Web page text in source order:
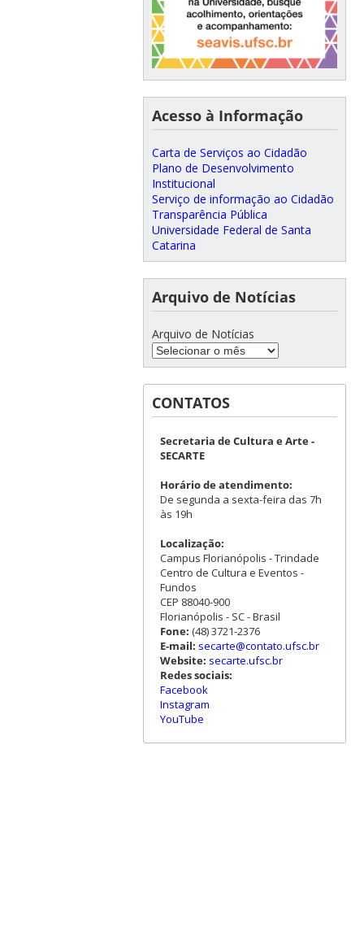
Acesso à Informação
Carta de Serviços ao Cidadão
Plano de Desenvolvimento
Institucional
Serviço de informação ao Cidadão
Transparência Pública
Universidade Federal de Santa
Catarina
Arquivo de Notícias
Arquivo de Notícias
CONTATOS
Secretaria de Cultura e Arte -
SECARTE
Horário de atendimento:
De segunda a sexta-feira das 7h
às 19h
Localização:
Campus Florianópolis - Trindade
Centro de Cultura e Eventos -
Fundos
CEP 88040-900
Florianópolis - SC - Brasil
Fone: (48) 3721-2376
E-mail: secarte@contato.ufsc.br
Website: secarte.ufsc.br
Redes sociais:
Facebook
Instagram
YouTube